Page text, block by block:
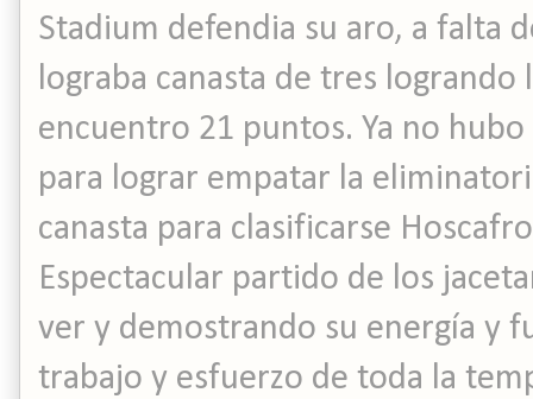
Stadium defendia su aro, a falta
lograba canasta de tres
encuentro 21 puntos. Ya no
para lograr empatar la
canasta para clasificarse
Espectacular partido de los
ver y demostrando su energía y
trabajo y esfuerzo de toda la